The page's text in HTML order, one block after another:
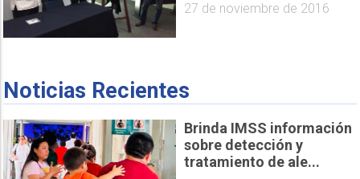
27 de noviembre de 2016
Noticias Recientes
Brinda IMSS información
sobre detección y
tratamiento de ale...